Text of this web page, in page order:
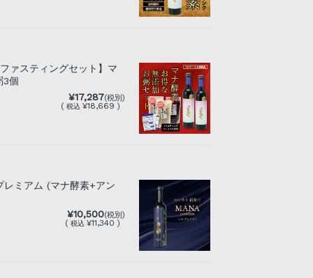
ァスティングセット】マ
3個
¥17,287(税別)
( 税込 ¥18,669 )
レミアム (マナ酵素+アン
¥10,500(税別)
( 税込 ¥11,340 )